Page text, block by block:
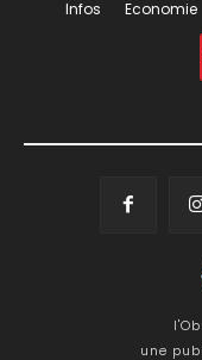
Infos Economie
une